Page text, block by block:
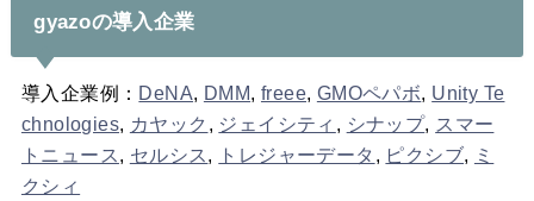
gyazoの導入企業
導入企業例： DeNA, DMM, freee, GMOペパボ, Unity Te
chnologies, カヤック , ジェイシティ , シナップ, スマー
トニュース , セルシス , トレジャーデータ , ピクシブ, ミ
クシィ